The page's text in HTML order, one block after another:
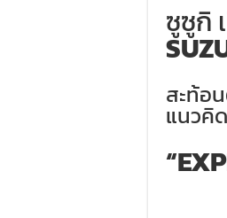
ซูซูกิ
สะท้อ
แนวคิด